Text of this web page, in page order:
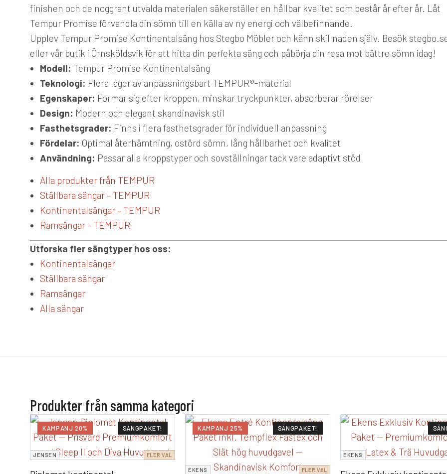
finishen och de noggrant utvalda materialen säkerställer en hållbar kvalitet som består år efter år. Låt
Tempur Promise förvandla din sömn till en källa av ny energi och välbefinnande.
Upplev Tempur Promise Kontinentalsäng hos Stegbo Möbler och känn skillnaden själv. Besök
eller vår butik i Örnsköldsvik för att hitta din perfekta säng och påbörja din resa mot bättre sömn idag!
Modell: Tempur Promise Kontinentalsäng
Teknologi: Flera lager av anpassningsbart TEMPUR®-material
Egenskaper: Formar sig efter kroppen, minskar tryckpunkter, absorberar rörelser
Design: Modern och elegant skandinavisk stil
Fasthetsgrader: Finns i flera fasthetsgrader för individuell anpassning
Fördelar: Optimal återhämtning, ostörd sömn, lång hållbarhet och kvalitet
Användning: Passar alla kroppstyper och sovställningar tack vare adaptivt stöd
Alla produkter från TEMPUR
Ställbara sängar – TEMPUR
Kontinentalsängar – TEMPUR
Ramsängar – TEMPUR
Utforska fler sängtyper hos oss:
Kontinentalsängar
Ställbara sängar
Ramsängar
Alla sängar
Produkter från samma kategori
KAMPANJ 20% SÄNGPAKET!
JENSEN FLER VAL
KAMPANJ 25% SÄNGPAKET!
EKENS FLER VAL
EKENS